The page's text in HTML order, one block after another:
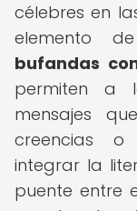
célebres en
elemento
bufandas
permiten a
mensajes
creencias o
integrar la
puente entre